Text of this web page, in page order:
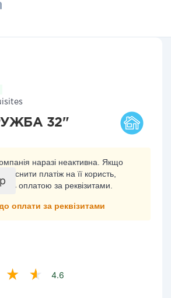
32"
наразі неактивна. Якщо
платіж на її користь,
оплатою за реквізитами.
оплати за реквізитами
4.6